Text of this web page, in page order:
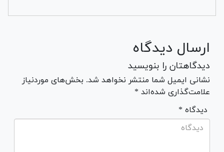
ارسال دیدگاه
دیدگاهتان را بنویسید
نشانی ایمیل شما منتشر نخواهد شد. بخش‌های موردنیاز
علامت‌گذاری شده‌اند *
* دیدگاه